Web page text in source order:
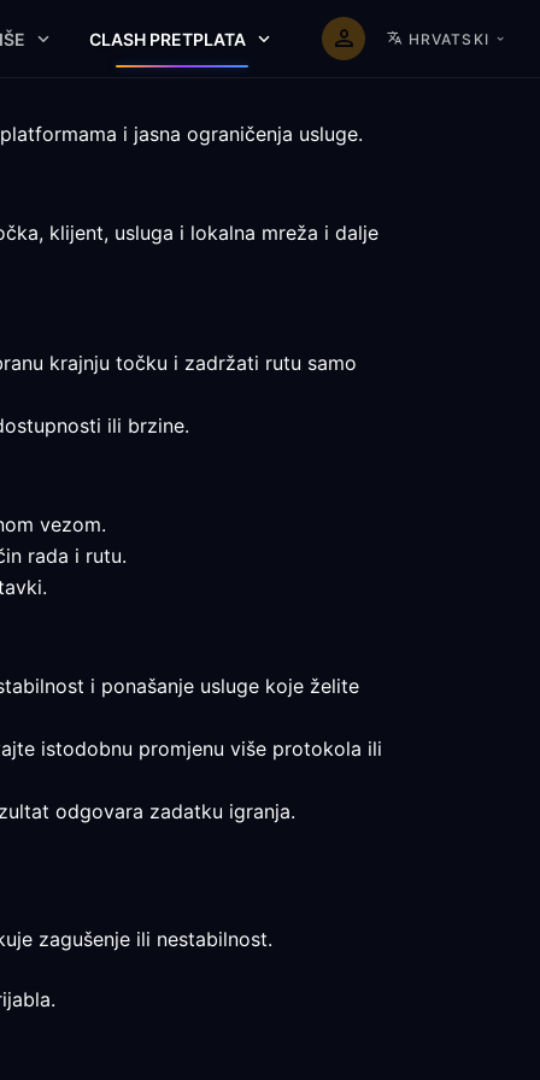
CLASH PRETPLATA HRVATSKI
i jasna ograničenja usluge.
klijent, usluga i lokalna mreža i dalje
krajnju točku i zadržati rutu samo
ili brzine.
vezom.
rada i rutu.
i ponašanje usluge koje želite
istodobnu promjenu više protokola ili
odgovara zadatku igranja.
zagušenje ili nestabilnost.